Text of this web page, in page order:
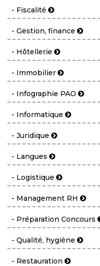
- Fiscalité
- Gestion, finance
- Hôtellerie
- Immobilier
- Infographie PAO
- Informatique
- Juridique
- Langues
- Logistique
- Management RH
- Préparation Concours
- Qualité, hygiène
- Restauration